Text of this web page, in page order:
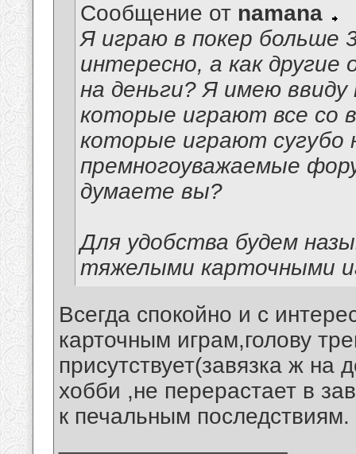
Сообщение от namana
Я играю в покер больше
интересно, а как
на деньги? Я имею
которые играют все со
которые играют сугубо
премногоуважаемые
думаете вы?
Для удобства будем
тяжелыми карточными
Всегда спокойно и с
карточным играм,голову
присутствует(завязка ж на
хобби ,не перерастает в
к печальным последствиям.